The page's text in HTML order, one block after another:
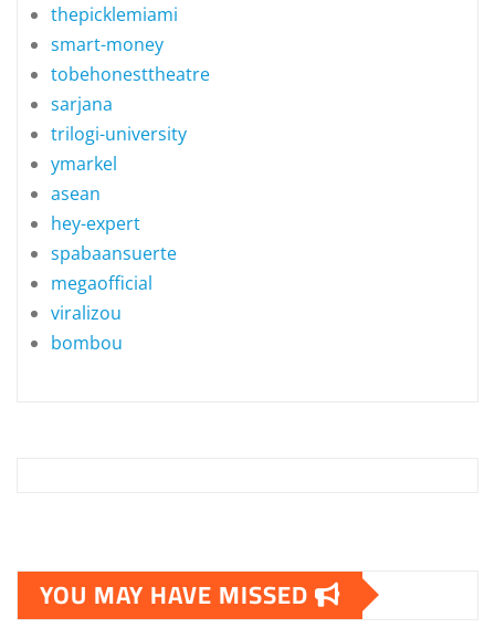
thepicklemiami
smart-money
tobehonesttheatre
sarjana
trilogi-university
ymarkel
asean
hey-expert
spabaansuerte
megaofficial
viralizou
bombou
YOU MAY HAVE MISSED